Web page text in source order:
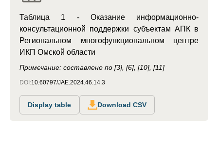
Таблица 1 - Оказание информационно-
консультационной поддержки субъектам АПК в
Региональном многофункциональном центре
ИКП Омской области
Примечание: составлено по [3], [6], [10], [11]
DOI:10.60797/JAE.2024.46.14.3
Display table Download CSV